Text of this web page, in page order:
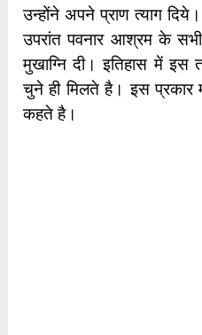
उन्होंने अपने प्राण त्याग
उपरांत पवनार आश्रम के
मुखाग्नि दी। इतिहास में इस
चुने ही मिलते है। इस प्रकार
कहते है।